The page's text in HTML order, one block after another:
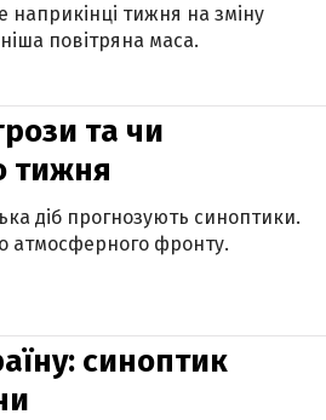
наприкінці тижня на зміну
повітряна маса.
та чи
тижня
діб прогнозують синоптики.
атмосферного фронту.
синоптик